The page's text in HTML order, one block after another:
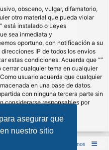
asegurar que
nuestro sitio
obsceno, vulgar, difamatorio,
otro material que pueda violar
está instalado o Leyes
sea inmediata y
oportuno, con notificación a su
IP de todos los envíos
estas condiciones. Acuerda que “”
cerrar cualquier tema en cualquier
usuario acuerda que cualquier
en una base de datos.
con ninguna tercera parte sin
considerarse responsables por
Contáctenos